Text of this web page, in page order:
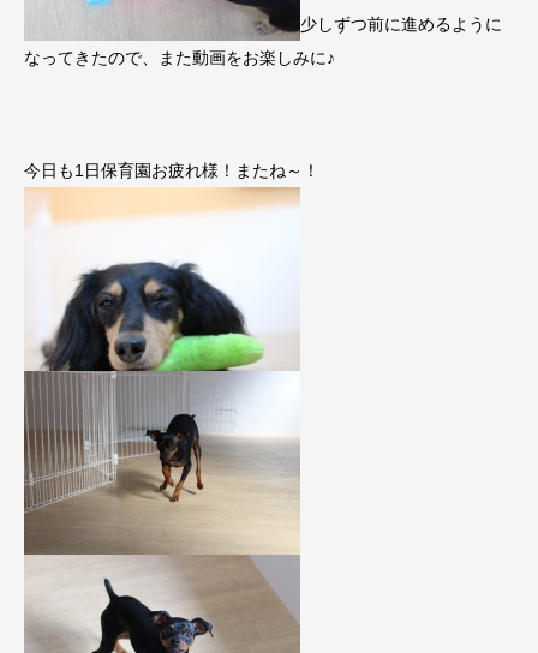
少しずつ前に進めるように
なってきたので、また動画をお楽しみに♪
今日も1日保育園お疲れ様！またね～！